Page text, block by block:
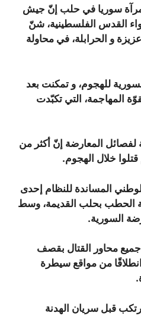
سوريا في حلب إنّ جيش
القدس الفلسطينية، شنّ
و الحرابلة، في محاولة
للهجوم، و تمكنت بعد
المهاجمة، التي تكبّدت
لفصائل المعارضة إنّ أكثر من
المساندة للنظام إحدى
الحطب بحلب القديمة، وسط
السورية.
محاور القتال بقصف
من مواقع سيطرة
قبل سريان الهدنة